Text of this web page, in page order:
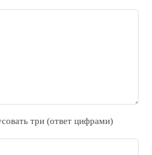
тpи (ответ цифрами)